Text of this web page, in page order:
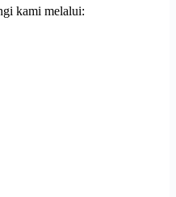
kami melalui: